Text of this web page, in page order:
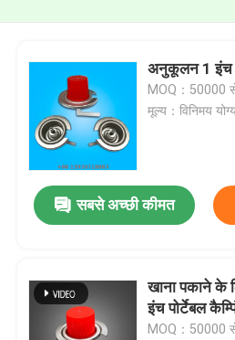
अनुकूलन 1 इंच
MOQ：50000
मूल्य：विनिमय
सबसे अच्छी कीमत
खाना पकाने के
इंच पोर्टेबल
MOQ：50000